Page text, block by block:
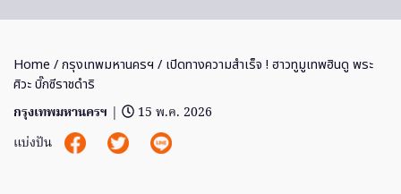
Home /กรุงเทพมหานครฯ / เปิดทางความสำเร็จ ! ฮาวทูมูเทพฮินดู พระ
ศิวะ บิ๊กซีราชดําริ
กรุงเทพมหานครฯ |
15 พ.ค. 2026
แบ่งปัน